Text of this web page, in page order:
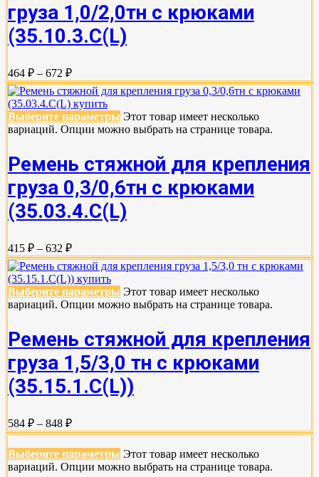
груза 1,0/2,0тн с крюками
(35.10.3.С(L)
464 ₽ – 672 ₽
Выберите параметры Этот товар имеет несколько
вариаций. Опции можно выбрать на странице товара.
Ремень стяжной для крепления
груза 0,3/0,6тн с крюками
(35.03.4.C(L)
415 ₽ – 632 ₽
Выберите параметры Этот товар имеет несколько
вариаций. Опции можно выбрать на странице товара.
Ремень стяжной для крепления
груза 1,5/3,0 тн с крюками
(35.15.1.C(L))
584 ₽ – 848 ₽
Выберите параметры Этот товар имеет несколько
вариаций. Опции можно выбрать на странице товара.